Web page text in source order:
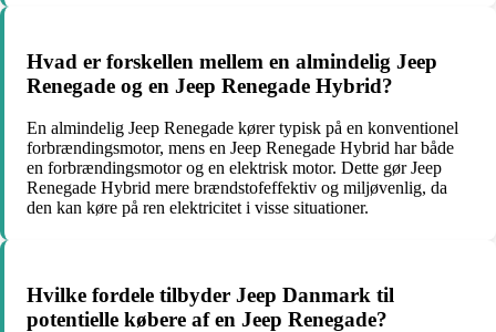
Hvad er forskellen mellem en almindelig Jeep
Renegade og en Jeep Renegade Hybrid?
En almindelig Jeep Renegade kører typisk på en konventionel
forbrændingsmotor, mens en Jeep Renegade Hybrid har både
en forbrændingsmotor og en elektrisk motor. Dette gør Jeep
Renegade Hybrid mere brændstofeffektiv og miljøvenlig, da
den kan køre på ren elektricitet i visse situationer.
Hvilke fordele tilbyder Jeep Danmark til
potentielle købere af en Jeep Renegade?